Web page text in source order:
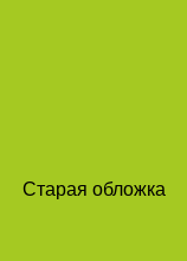
Старая обложка